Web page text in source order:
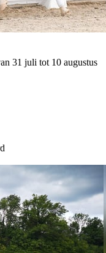
31 juli tot 10 augustus